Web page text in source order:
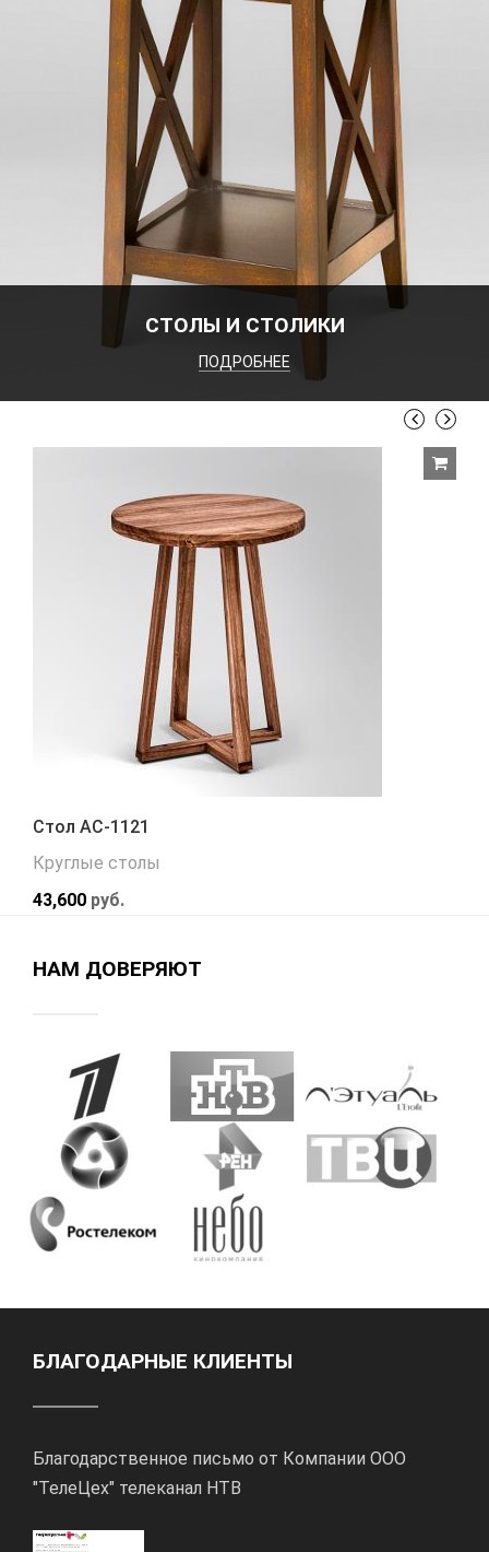
СТОЛЫ И СТОЛИКИ
ПОДРОБНЕЕ
Стол АС-1121
Круглые столы
43,600 руб.
НАМ ДОВЕРЯЮТ
БЛАГОДАРНЫЕ КЛИЕНТЫ
Благодарственное письмо от Компании ООО
"ТелеЦех" телеканал НТВ